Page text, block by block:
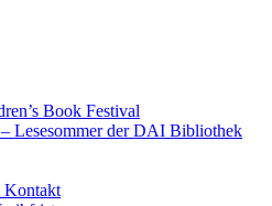
Book Festival
Lesesommer der DAI Bibliothek
Kontakt